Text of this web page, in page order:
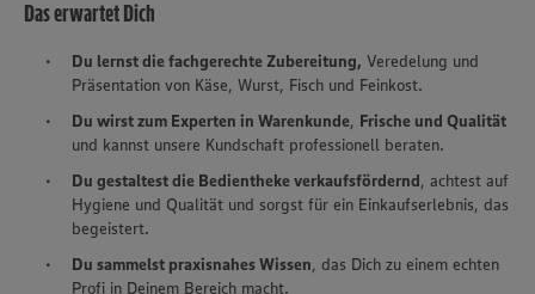
Das erwartet Dich
Du lernst die fachgerechte Zubereitung, Veredelung und
Präsentation von Käse, Wurst, Fisch und Feinkost.
Du wirst zum Experten in Warenkunde, Frische und Qualität
und kannst unsere Kundschaft professionell beraten.
Du gestaltest die Bedientheke verkaufsfördernd, achtest auf
Hygiene und Qualität und sorgst für ein Einkaufserlebnis, das
begeistert.
Du sammelst praxisnahes Wissen, das Dich zu einem echten
Profi in Deinem Bereich macht.